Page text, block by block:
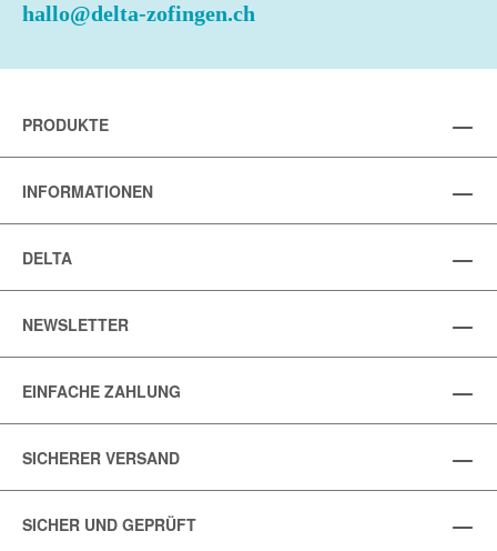
hallo@delta-zofingen.ch
PRODUKTE
INFORMATIONEN
DELTA
NEWSLETTER
EINFACHE ZAHLUNG
SICHERER VERSAND
SICHER UND GEPRÜFT